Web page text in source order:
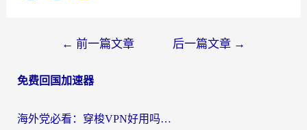
导
← 前一篇文章 后一篇文章 →
免费回国加速器
海外党必看：穿梭VPN好用吗？和云帆VPN对比哪个回国效果更好？附真实测评+避坑指南